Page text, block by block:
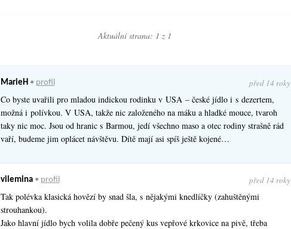
Aktuální strana: 1 z 1
MarieH • profil před 14 roky
Co byste uvařili pro mladou indickou rodinku v USA – české jídlo i s dezertem,
možná i polívkou. V USA, takže nic založeného na máku a hladké mouce, tvaroh
taky nic moc. Jsou od hranic s Barmou, jedí všechno maso a otec rodiny strašně rád
vaří, budeme jim oplácet návštěvu. Dítě mají asi spíš ještě kojené…
vilemina• profil před 14 roky
Tak polévka klasická hovězí by snad šla, s nějakými knedlíčky (zahuštěnými
strouhankou).
Jako hlavní jídlo bych volila dobře pečený kus vepřové krkovice na pivě, třeba